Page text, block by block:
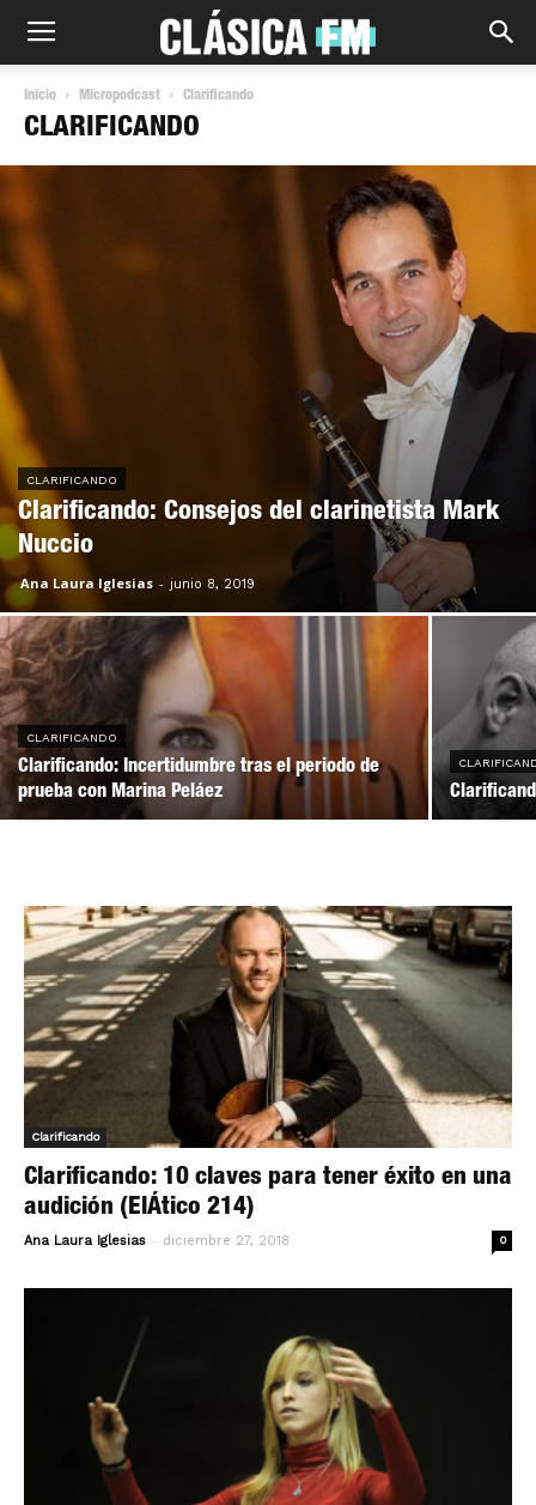
Inicio Micropodcast Clarificando
CLARIFICANDO
CLARIFICANDO
Clarificando: Consejos del clarinetista Mark
Nuccio
Ana Laura Iglesias - junio 8, 2019
CLARIFICANDO
Clarificando: Incertidumbre tras el periodo de
prueba con Marina Peláez
Clarificando
Clarificando: 10 claves para tener éxito en una
audición (ElÁtico 214)
Ana Laura Iglesias - diciembre 27, 2018 0